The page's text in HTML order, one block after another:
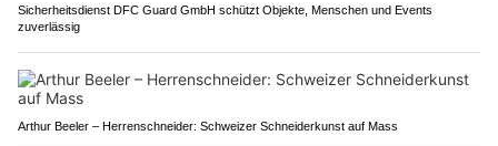
Sicherheitsdienst DFC Guard GmbH schützt Objekte, Menschen und Events
zuverlässig
Arthur Beeler – Herrenschneider: Schweizer Schneiderkunst auf Mass